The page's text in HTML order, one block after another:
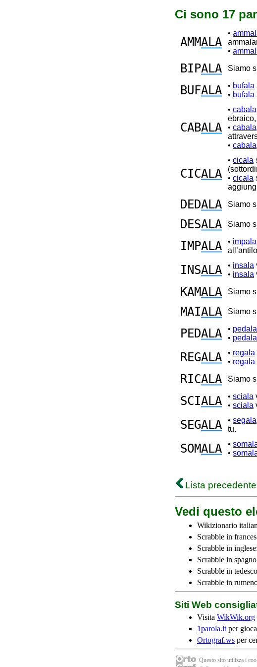
Ci sono 17
AMMALA
•
•
BIPALA Siamo
BUFALA • bufala
• bufala
CABALA
• cabala
• cabala
• cabala
CICALA
• cicala
• cicala
DEDALA Siamo
DESALA Siamo
IMPALA • impala
INSALA • insala
• insala
KAMALA Siamo
MAIALA Siamo
PEDALA • pedala
• pedala
REGALA • regala
• regala
RICALA Siamo
SCIALA • sciala
• sciala
SEGALA • segala
tu.
SOMALA •
•
Lista precedente
Vedi questo
Wikizionario
Scrabble in
Scrabble in inglese:
Scrabble in
Scrabble in
Scrabble in
Siti Web
Visita WikWik.org
1parola.it per
Ortograf.ws per
Questo sito utilizza i